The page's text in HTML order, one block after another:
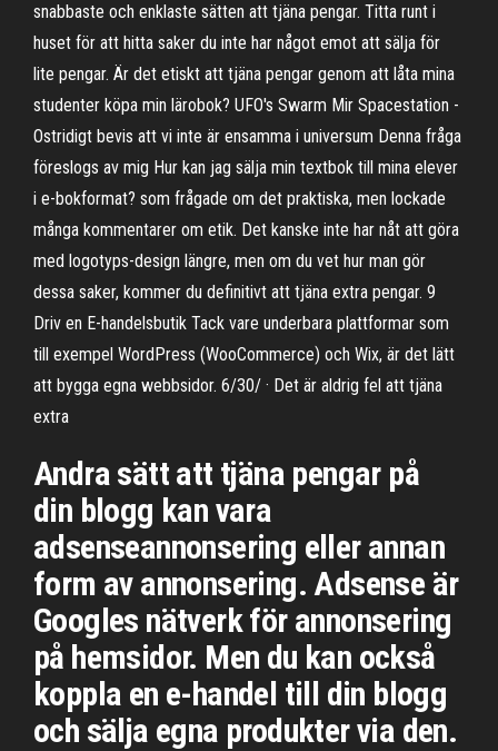
snabbaste och enklaste sätten att tjäna pengar. Titta runt i
huset för att hitta saker du inte har något emot att sälja för
lite pengar. Är det etiskt att tjäna pengar genom att låta mina
studenter köpa min lärobok? UFO's Swarm Mir Spacestation -
Ostridigt bevis att vi inte är ensamma i universum Denna fråga
föreslogs av mig Hur kan jag sälja min textbok till mina elever
i e-bokformat? som frågade om det praktiska, men lockade
många kommentarer om etik. Det kanske inte har nåt att göra
med logotyps-design längre, men om du vet hur man gör
dessa saker, kommer du definitivt att tjäna extra pengar. 9
Driv en E-handelsbutik Tack vare underbara plattformar som
till exempel WordPress (WooCommerce) och Wix, är det lätt
att bygga egna webbsidor. 6/30/ · Det är aldrig fel att tjäna
extra
Andra sätt att tjäna pengar på
din blogg kan vara
adsenseannonsering eller annan
form av annonsering. Adsense är
Googles nätverk för annonsering
på hemsidor. Men du kan också
koppla en e-handel till din blogg
och sälja egna produkter via den.